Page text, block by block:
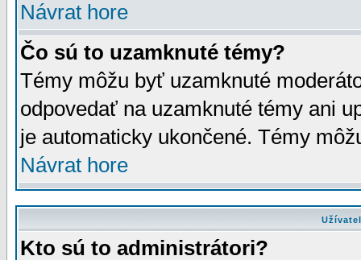
Návrat hore
Čo sú to uzamknuté témy?
Témy môžu byť uzamknuté
odpovedať na uzamknuté témy ani
je automaticky ukončené. Témy
Návrat hore
Kto sú to administrátori?